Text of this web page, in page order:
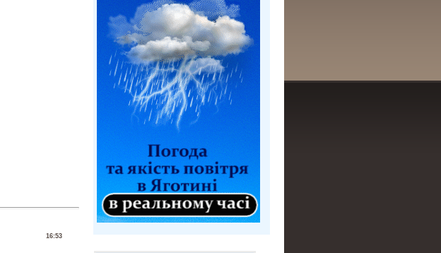
16:53